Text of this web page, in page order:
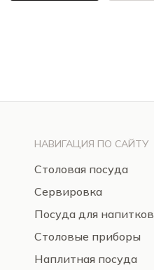
НАВИГАЦИЯ ПО САЙТУ
Столовая посуда
Сервировка
Посуда для напитков
Столовые приборы
Наплитная посуда